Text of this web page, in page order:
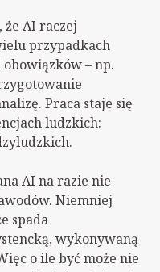
AI raczej
przypadkach
– np.
Praca staje się
ludzkich:
AI na razie nie
Niemniej
spada
wykonywaną
o ile być może nie